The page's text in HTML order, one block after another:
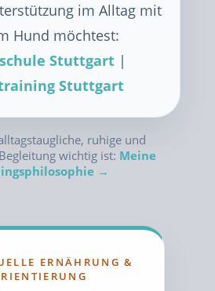
im Alltag mit
Hund möchtest:
Stuttgart |
Stuttgart
ruhige und
wichtig ist: Meine
→
ERNÄHRUNG &